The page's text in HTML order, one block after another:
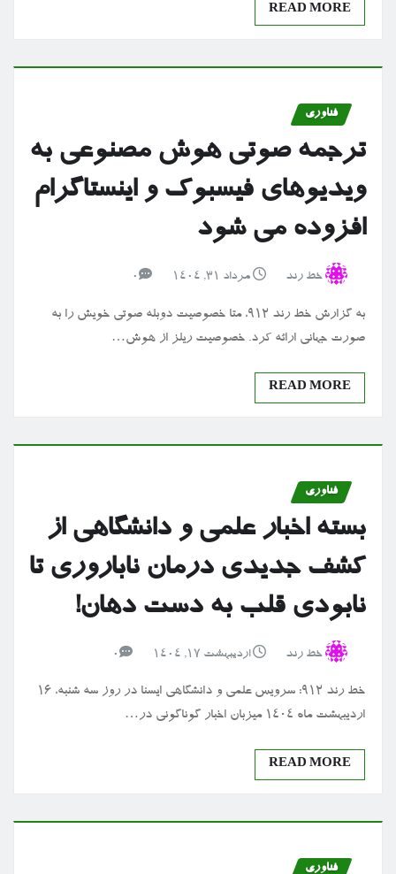
READ MORE
فناوری
ترجمه صوتی هوش مصنوعی به
ویدیوهای فیسبوک و اینستاگرام
افزوده می شود
خط رند مرداد ۳۱, ۱۴۰۴ 0
به گزارش خط رند ۹۱۲، متا خصوصیت دوبله صوتی خویش را به
صورت جهانی ارائه کرد. خصوصیت ریلز از هوش…
READ MORE
فناوری
بسته اخبار علمی و دانشگاهی از
کشف جدیدی درمان ناباروری تا
نابودی قلب به دست دهان!
خط رند اردیبهشت ۱۷, ۱۴۰۴ 0
خط رند ۹۱۲: سرویس علمی و دانشگاهی ایسنا در روز سه شنبه، ۱۶
اردیبهشت ماه ۱۴۰۴ میزبان اخبار گوناگونی در…
READ MORE
فناوری